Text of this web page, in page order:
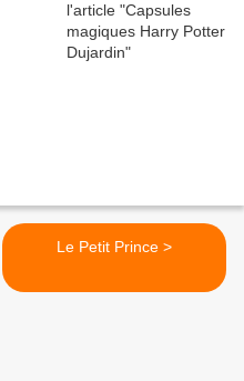
Le Petit Prince >